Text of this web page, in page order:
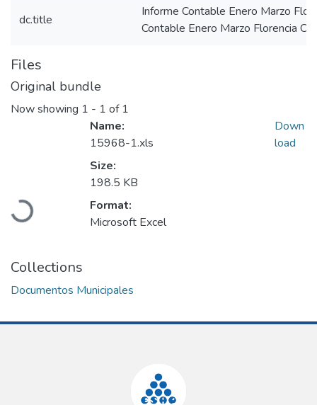
dc.title
Informe Contable Enero Marzo
Contable Enero Marzo Florencia
Files
Original bundle
Now showing 1 - 1 of 1
Loading...
Name:
15968-1.xls
Size:
198.5 KB
Format:
Microsoft Excel
Down
load
Collections
Documentos Municipales